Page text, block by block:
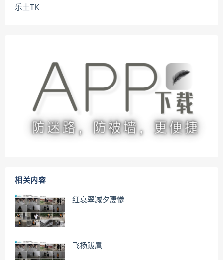
乐土TK
相关内容
红衰翠减夕凄惨
飞扬跋扈